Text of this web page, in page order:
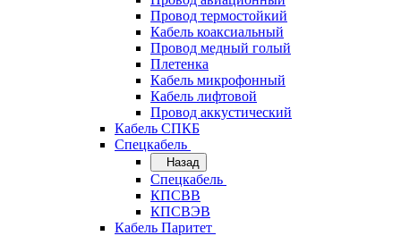
Провод термостойкий
Кабель коаксиальный
Провод медный голый
Плетенка
Кабель микрофонный
Кабель лифтовой
Провод аккустический
Кабель СПКБ
Спецкабель
Назад
Спецкабель
КПСВВ
КПСВЭВ
Кабель Паритет